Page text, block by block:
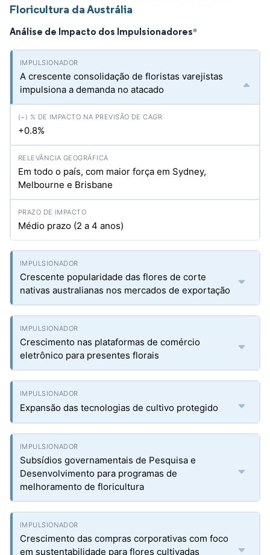
Floricultura da Austrália
Análise de Impacto dos Impulsionadores*
A crescente consolidação de floristas varejistas
impulsiona a demanda no atacado
+0.8%
Em todo o país, com maior força em Sydney,
Melbourne e Brisbane
Médio prazo (2 a 4 anos)
Crescente popularidade das flores de corte
nativas australianas nos mercados de exportação
Crescimento nas plataformas de comércio
eletrônico para presentes florais
Expansão das tecnologias de cultivo protegido
Subsídios governamentais de Pesquisa e
Desenvolvimento para programas de
melhoramento de floricultura
Crescimento das compras corporativas com foco
em sustentabilidade para flores cultivadas